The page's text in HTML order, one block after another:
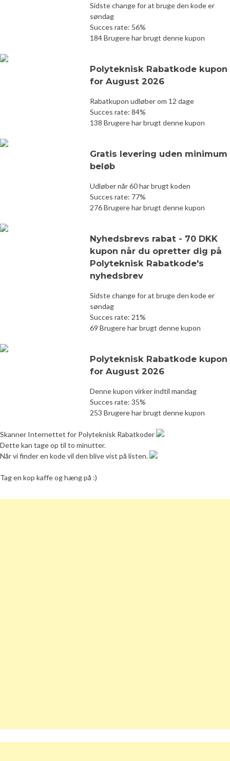
Sidste change for at bruge den kode er
søndag
Succes rate: 56%
184 Brugere har brugt denne kupon
Polyteknisk Rabatkode kupon
for August 2026
Rabatkupon udløber om 12 dage
Succes rate: 84%
138 Brugere har brugt denne kupon
Gratis levering uden minimum
beløb
Udløber når 60 har brugt koden
Succes rate: 77%
276 Brugere har brugt denne kupon
Nyhedsbrevs rabat - 70 DKK
kupon når du opretter dig på
Polyteknisk Rabatkode's
nyhedsbrev
Sidste change for at bruge den kode er
søndag
Succes rate: 21%
69 Brugere har brugt denne kupon
Polyteknisk Rabatkode kupon
for August 2026
Denne kupon virker indtil mandag
Succes rate: 35%
253 Brugere har brugt denne kupon
Skanner Internettet for Polyteknisk Rabatkoder
Dette kan tage op til to minutter.
Når vi finder en kode vil den blive vist på listen.
Tag en kop kaffe og hæng på :)